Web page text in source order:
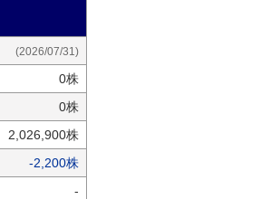
(2026/07/31)
0株
0株
2,026,900株
-2,200株
-